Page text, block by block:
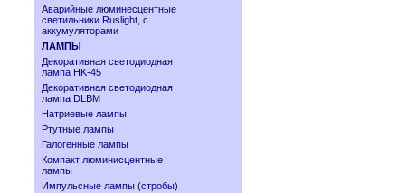
Аварийные люминесцентные
светильники Ruslight, с
аккумуляторами
ЛАМПЫ
Декоративная светодиодная
лампа HK-45
Декоративная светодиодная
лампа DLBM
Натриевые лампы
Ртутные лампы
Галогенные лампы
Компакт люминисцентные
лампы
Импульсные лампы (стробы)